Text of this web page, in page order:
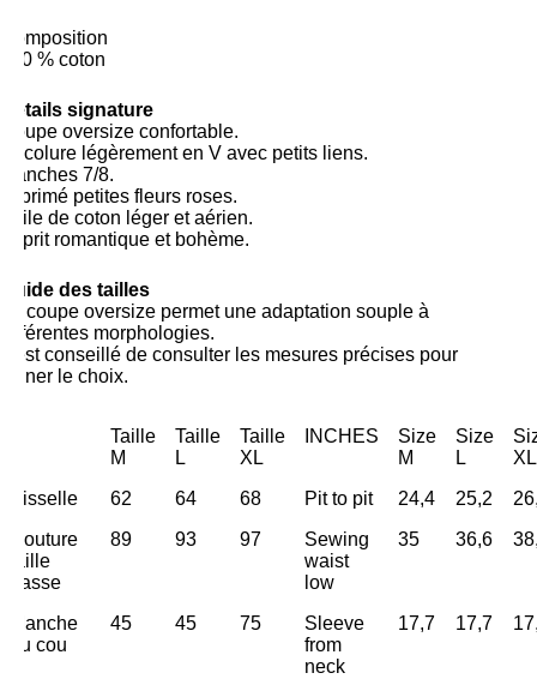
Composition
100 % coton
Détails signature
Coupe oversize confortable.
Encolure légèrement en V avec petits liens.
Manches 7/8.
Imprimé petites fleurs roses.
Voile de coton léger et aérien.
Esprit romantique et bohème.
Guide des tailles
La coupe oversize permet une adaptation souple à
différentes morphologies.
Il est conseillé de consulter les mesures précises pour
affiner le choix.
Taille
M
Taille
L
Taille
XL
INCHES
Size
M
Size
L
XL
Aisselle
62 64 68 Pit to pit 24,4 25,2
Couture
taille
basse
89 93 97
Sewing
waist
low
35 36,6
Manche
au cou
45 45 75
Sleeve
from
neck
17,7 17,7